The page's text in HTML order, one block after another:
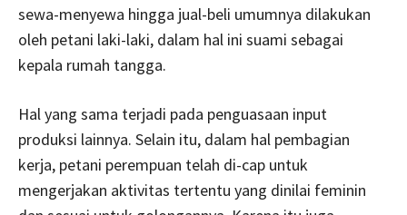
sewa-menyewa hingga jual-beli umumnya dilakukan
oleh petani laki-laki, dalam hal ini suami sebagai
kepala rumah tangga.
Hal yang sama terjadi pada penguasaan input
produksi lainnya. Selain itu, dalam hal pembagian
kerja, petani perempuan telah di-cap untuk
mengerjakan aktivitas tertentu yang dinilai feminin